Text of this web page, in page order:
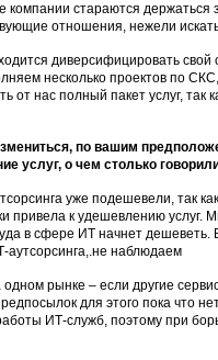
компании стараются
отношения, нежели
диверсифицировать
несколько проектов по
от нас полный пакет услуг,
по вашим
услуг, о чем столько
уже подешевели, так
привела к удешевлению
в сфере ИТ начнет
аутсорсинга,.не наблюдаем
рынке – если другие
для этого пока что
ИТ-служб, поэтому при